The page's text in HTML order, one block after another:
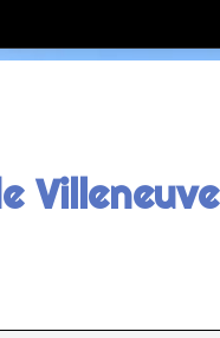
Villeneuve